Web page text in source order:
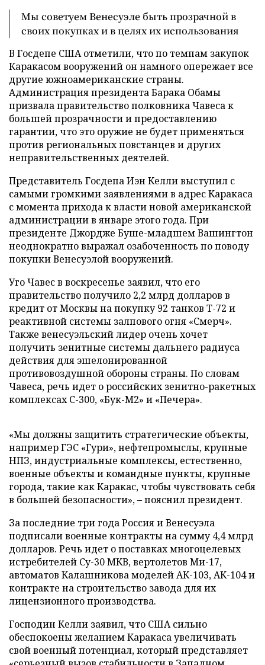
Мы советуем Венесуэле быть прозрачной в
своих покупках и в целях их использования
В Госдепе США отметили, что по темпам закупок
Каракасом вооружений он намного опережает все
другие южноамериканские страны.
Администрация президента Барака Обамы
призвала правительство полковника Чавеса к
большей прозрачности и предоставлению
гарантии, что это оружие не будет применяться
против региональных повстанцев и других
неправительственных деятелей.
Представитель Госдепа Иэн Келли выступил с
самыми громкими заявлениями в адрес Каракаса
с момента прихода к власти новой американской
администрации в январе этого года. При
президенте Джордже Буше-младшем Вашингтон
неоднократно выражал озабоченность по поводу
покупки Венесуэлой вооружений.
Уго Чавес в воскресенье заявил, что его
правительство получило 2,2 млрд долларов в
кредит от Москвы на покупку 92 танков Т-72 и
реактивной системы залпового огня «Смерч».
Также венесуэльский лидер очень хочет
получить зенитные системы дальнего радиуса
действия для эшелонированной
противовоздушной обороны страны. По словам
Чавеса, речь идет о российских зенитно-ракетных
комплексах С-300, «Бук-М2» и «Печера».
«Мы должны защитить стратегические объекты,
например ГЭС «Гури», нефтепромыслы, крупные
НПЗ, индустриальные комплексы, естественно,
военные объекты и командные пункты, крупные
города, такие как Каракас, чтобы чувствовать себя
в большей безопасности», – пояснил президент.
За последние три года Россия и Венесуэла
подписали военные контракты на сумму 4,4 млрд
долларов. Речь идет о поставках многоцелевых
истребителей Су-30 МКВ, вертолетов Ми-17,
автоматов Калашникова моделей АК-103, АК-104 и
контракте на строительство завода для их
лицензионного производства.
Господин Келли заявил, что США сильно
обеспокоены желанием Каракаса увеличивать
свой военный потенциал, который представляет